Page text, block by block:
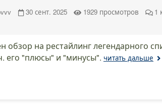
30 сент. 2025 1929 просмотров 1
обзор на рестайлинг легендарного
его "плюсы" и "минусы". читать дальше